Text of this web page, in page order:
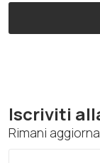
Iscriviti
Rimani